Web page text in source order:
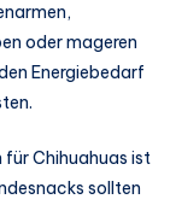
oder mageren
Energiebedarf
Chihuahuas ist
sollten